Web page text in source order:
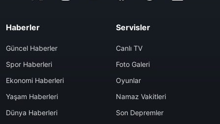
Haberler
Güncel Haberler
Spor Haberleri
Ekonomi Haberleri
Yaşam Haberleri
Dünya Haberleri
Servisler
Canlı TV
Foto Galeri
Oyunlar
Namaz Vakitleri
Son Depremler